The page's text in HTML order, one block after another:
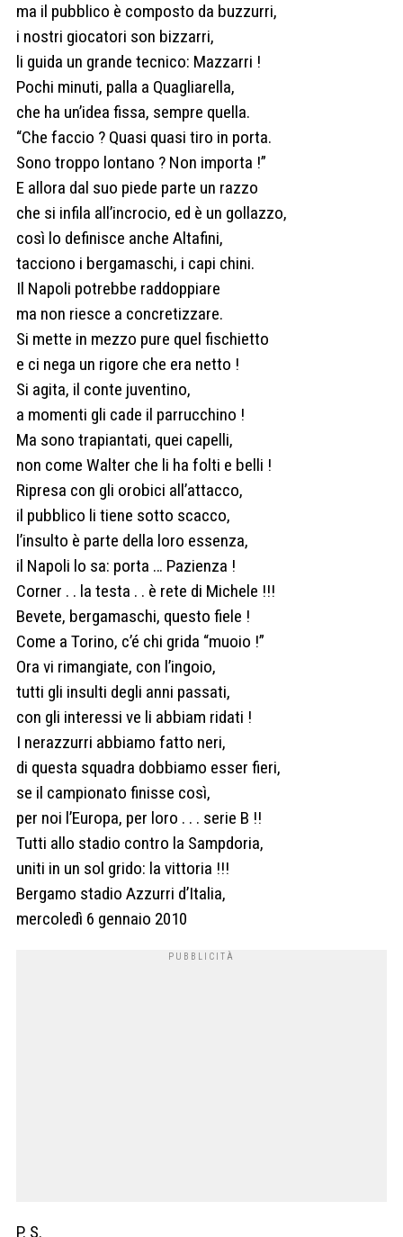
ma il pubblico è composto da buzzurri,
i nostri giocatori son bizzarri,
li guida un grande tecnico: Mazzarri !
Pochi minuti, palla a Quagliarella,
che ha un’idea fissa, sempre quella.
“Che faccio ? Quasi quasi tiro in porta.
Sono troppo lontano ? Non importa !”
E allora dal suo piede parte un razzo
che si infila all’incrocio, ed è un gollazzo,
così lo definisce anche Altafini,
tacciono i bergamaschi, i capi chini.
Il Napoli potrebbe raddoppiare
ma non riesce a concretizzare.
Si mette in mezzo pure quel fischietto
e ci nega un rigore che era netto !
Si agita, il conte juventino,
a momenti gli cade il parrucchino !
Ma sono trapiantati, quei capelli,
non come Walter che li ha folti e belli !
Ripresa con gli orobici all’attacco,
il pubblico li tiene sotto scacco,
l’insulto è parte della loro essenza,
il Napoli lo sa: porta … Pazienza !
Corner . . la testa . . è rete di Michele !!!
Bevete, bergamaschi, questo fiele !
Come a Torino, c’é chi grida “muoio !”
Ora vi rimangiate, con l’ingoio,
tutti gli insulti degli anni passati,
con gli interessi ve li abbiam ridati !
I nerazzurri abbiamo fatto neri,
di questa squadra dobbiamo esser fieri,
se il campionato finisse così,
per noi l’Europa, per loro . . . serie B !!
Tutti allo stadio contro la Sampdoria,
uniti in un sol grido: la vittoria !!!
Bergamo stadio Azzurri d’Italia,
mercoledì 6 gennaio 2010
P. S.